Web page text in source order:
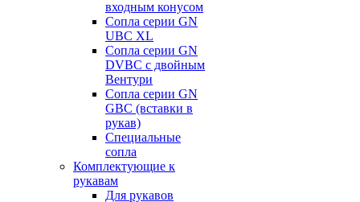
входным конусом
Сопла серии GN
UBC XL
Сопла серии GN
DVBC с двойным
Вентури
Сопла серии GN
GBC (вставки в
рукав)
Специальные
сопла
Комплектующие к
рукавам
Для рукавов